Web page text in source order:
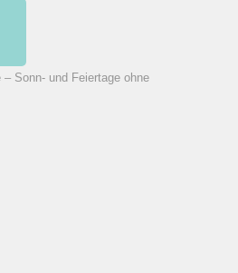
Sonn- und Feiertage ohne